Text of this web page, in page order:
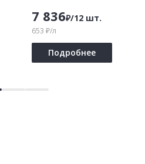
7 836₽/12 шт.
653 ₽/л
Подробнее